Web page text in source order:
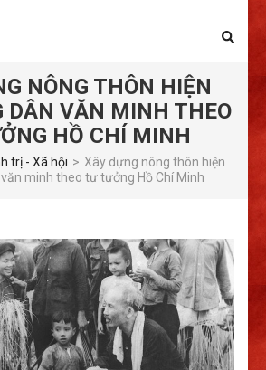
NÔNG THÔN HIỆN
DÂN VĂN MINH THEO
HỒ CHÍ MINH
trị - Xã hội > Xây dựng nông thôn hiện
minh theo tư tưởng Hồ Chí Minh